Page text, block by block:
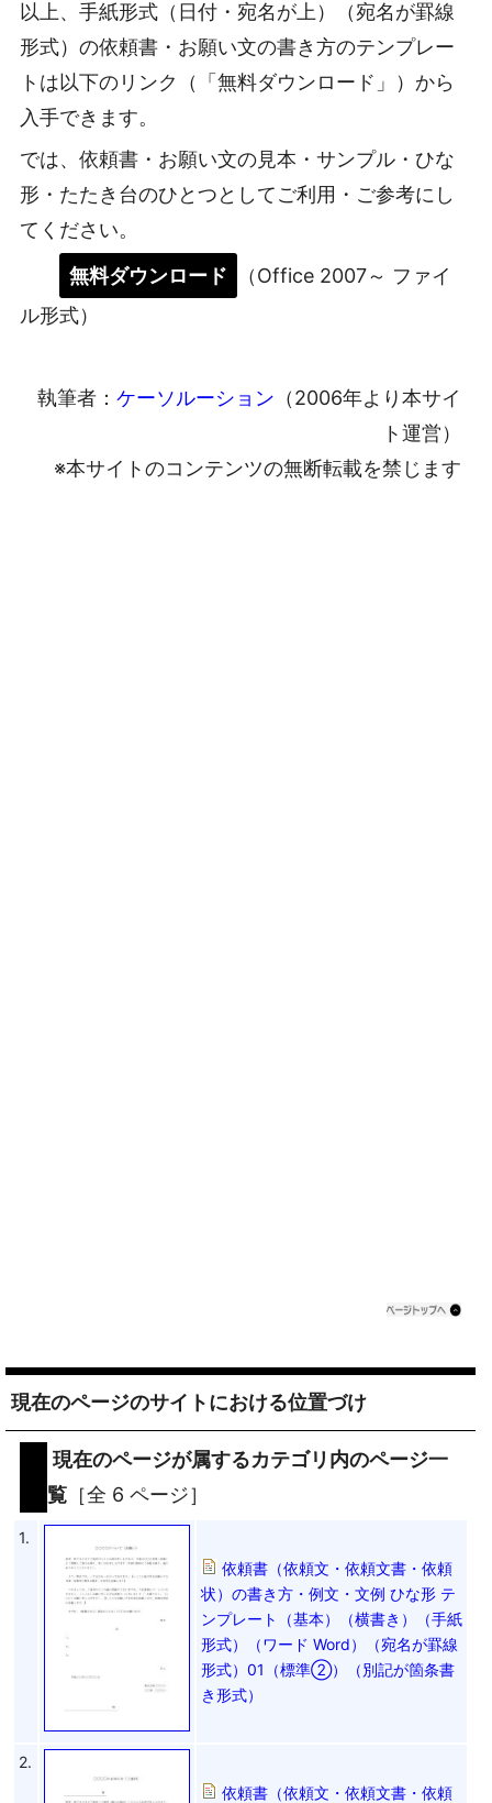
以上、手紙形式（日付・宛名が上）（宛名が罫線
形式）の依頼書・お願い文の書き方のテンプレー
トは以下のリンク（「無料ダウンロード」）から
入手できます。
では、依頼書・お願い文の見本・サンプル・ひな
形・たたき台のひとつとしてご利用・ご参考にし
てください。
無料ダウンロード
（Office 2007～ ファイ
ル形式）
執筆者： ケーソルーション （2006年より本サイ
ト運営）
※本サイトのコンテンツの無断転載を禁じます
現在のページのサイトにおける位置づけ
現在のページが属するカテゴリ内のページ一
覧 ［全 6 ページ］
1.
依頼書（依頼文・依頼文書・依頼
状）の書き方・例文・文例 ひな形 テ
ンプレート（基本）（横書き）（手紙
形式）（ワード Word）（宛名が罫線
形式）01（標準②）（別記が箇条書
き形式）
2.
依頼書（依頼文・依頼文書・依頼